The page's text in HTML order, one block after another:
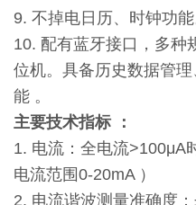
9. 不掉电日历、时钟功能
10. 配有蓝牙接口，多种
位机。具备历史数据管
能 。
主要技术指标
：
1. 电流：全电流>100μA
电流范围0-20mA ）
2. 电流谐波测量准确度